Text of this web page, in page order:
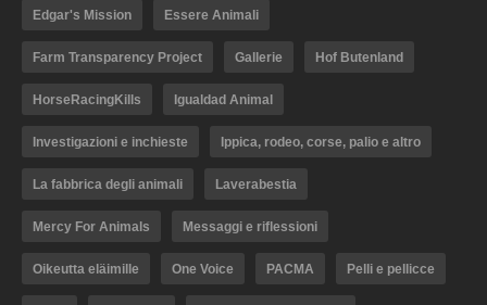
Edgar's Mission Essere Animali
Farm Transparency Project Gallerie Hof Butenland
HorseRacingKills Igualdad Animal
Investigazioni e inchieste Ippica, rodeo, corse, palio e altro
La fabbrica degli animali Laverabestia
Mercy For Animals Messaggi e riflessioni
Oikeutta eläimille One Voice PACMA Pelli e pellicce